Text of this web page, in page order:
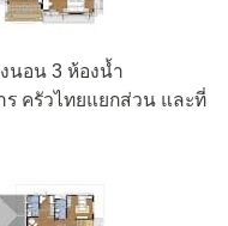
นอน 3 ห้องน้ำ
ครัวไทยแยกส่วน และที่